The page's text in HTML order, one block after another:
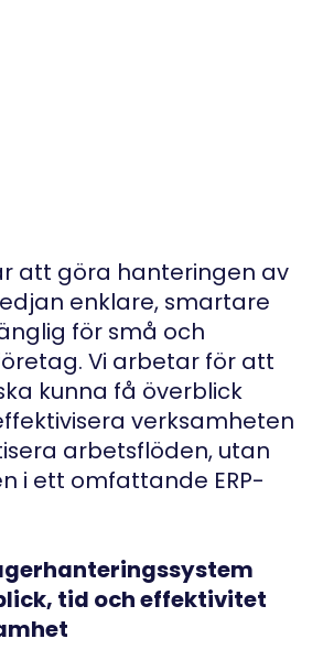
att göra hanteringen av
enklare, smartare
för små och
Vi arbetar för att
kunna få överblick
verksamheten
arbetsflöden, utan
i ett omfattande ERP-
tid och effektivitet